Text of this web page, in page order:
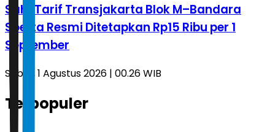
Sah! Tarif Transjakarta Blok M–Bandara
Soetta Resmi Ditetapkan Rp15 Ribu per 1
September
Sabtu, 1 Agustus 2026 | 00.26 WIB
Terpopuler